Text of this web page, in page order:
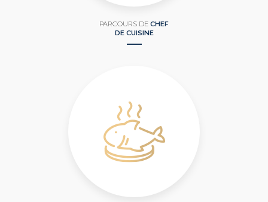
PARCOURS DE CHEF
DE CUISINE